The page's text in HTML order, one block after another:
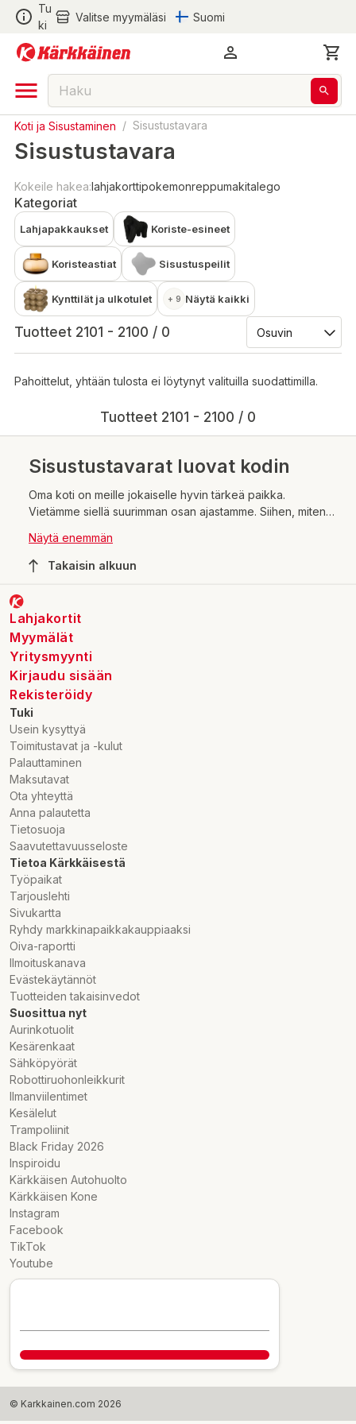
Tu
ki
Valitse myymäläsi Suomi
Koti ja Sisustaminen / Sisustustavara
Sisustustavara
Kokeile hakea:lahjakorttipokemonreppumakitalego
Kategoriat
Lahjapakkaukset Koriste-esineet
Koristeastiat Sisustuspeilit
Kynttilät ja ulkotulet + 9 Näytä kaikki
Tuotteet 2101 - 2100 / 0
Pahoittelut, yhtään tulosta ei löytynyt valituilla suodattimilla.
Tuotteet 2101 - 2100 / 0
Sisustustavarat luovat kodin
Oma koti on meille jokaiselle hyvin tärkeä paikka.
Vietämme siellä suurimman osan ajastamme. Siihen, miten
sisustuksen ja ilmapiirin kotiimme olemme luoneet. Viihtyisä
sisustus voi olla joko hyvin niukka tai sellainen, missä
luonnettamme.
Näytä enemmän
Takaisin alkuun
Lahjakortit
Myymälät
Yritysmyynti
Kirjaudu sisään
Rekisteröidy
Tuki
Usein kysyttyä
Toimitustavat ja -kulut
Palauttaminen
Maksutavat
Ota yhteyttä
Anna palautetta
Tietosuoja
Saavutettavuusseloste
Tietoa Kärkkäisestä
Työpaikat
Tarjouslehti
Sivukartta
Ryhdy markkinapaikkakauppiaaksi
Oiva-raportti
Ilmoituskanava
Evästekäytännöt
Tuotteiden takaisinvedot
Suosittua nyt
Aurinkotuolit
Kesärenkaat
Sähköpyörät
Robottiruohonleikkurit
Ilmanviilentimet
Kesälelut
Trampoliinit
Black Friday 2026
Inspiroidu
Kärkkäisen Autohuolto
Kärkkäisen Kone
Instagram
Facebook
TikTok
Youtube
© Karkkainen.com 2026